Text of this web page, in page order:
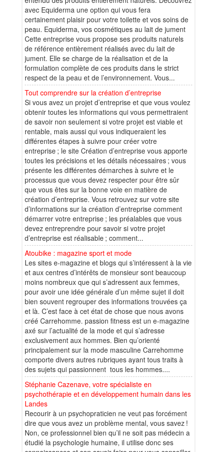
avec Equiderma une option qui vous fera
certainement plaisir pour votre toilette et vos soins de
peau. Equiderma, vos cosmétiques au lait de jument
Cette entreprise vous propose ses produits naturels
de référence entièrement réalisés avec du lait de
jument. Elle se charge de la réalisation et de la
formulation complète de ces produits dans le strict
respect de la peau et de l’environnement. Vous...
Tout comprendre sur la création d’entreprise
Si vous avez un projet d’entreprise et que vous voulez
obtenir toutes les informations qui vous permettraient
de savoir non seulement si votre projet est viable et
rentable, mais aussi qui vous indiqueraient les
différentes étapes à suivre pour créer votre
entreprise ; le site Création d’entreprise vous apporte
toutes les précisions et les détails nécessaires ; vous
présente les différentes démarches à suivre et le
processus que vous devez respecter pour être sûr
que vous êtes sur la bonne voie en matière de
création d’entreprise. Vous retrouvez sur votre site
d’informations sur la création d’entreprise comment
démarrer votre entreprise ; les préalables que vous
devez entreprendre pour savoir si votre projet
d’entreprise est réalisable ; comment...
Atoubike : magazine sport et mode
Les sites e-magazine et blogs qui s’intéressent à la vie
et aux centres d’intérêts de monsieur sont beaucoup
moins nombreux que qui s’adressent aux femmes,
pour avoir une idée générale d’un même sujet il doit
bien souvent regrouper des informations trouvées ça
et là. C’est face à cet état de chose que nous avons
créé Carrehomme. passion fitness est un e-magazine
axé sur l’actualité de la mode et qui s’adresse
exclusivement aux hommes. Bien qu’orienté
principalement sur la mode masculine Carrehomme
comporte divers autres rubriques ayant tous traits à
des sujets qui passionnent tous les hommes....
Stéphanie Cazenave, votre spécialiste en
psychothérapie et en développement humain dans les
Landes
Recourir à un psychopraticien ne veut pas forcément
dire que vous avez un problème mental, vous savez !
Non, ce professionnel bien qu’il ne soit pas médecin a
étudié la psychologie humaine, il utilise donc ses